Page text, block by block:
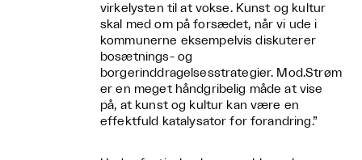
virkelysten til at vokse. Kunst og kultur
skal med om på forsædet, når vi ude i
kommunerne eksempelvis diskuterer
bosætnings- og
borgerinddragelsesstrategier. Mod.Strøm
er en meget håndgribelig måde at vise
på, at kunst og kultur kan være en
effektfuld katalysator for forandring.”